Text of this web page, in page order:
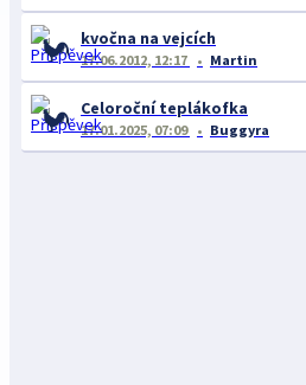
kvočna na vejcích
17.06.2012, 12:17 Martin
Celoroční teplákofka
17.01.2025, 07:09 Buggyra